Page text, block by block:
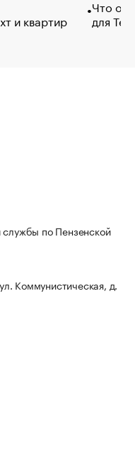
и квартир
Что
для
по Пензенской
Коммунистическая, д.